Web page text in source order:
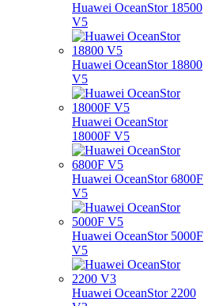
Huawei OceanStor 18500
V5
Huawei OceanStor 18800
V5
Huawei OceanStor
18000F V5
Huawei OceanStor 6800F
V5
Huawei OceanStor 5000F
V5
Huawei OceanStor 2200